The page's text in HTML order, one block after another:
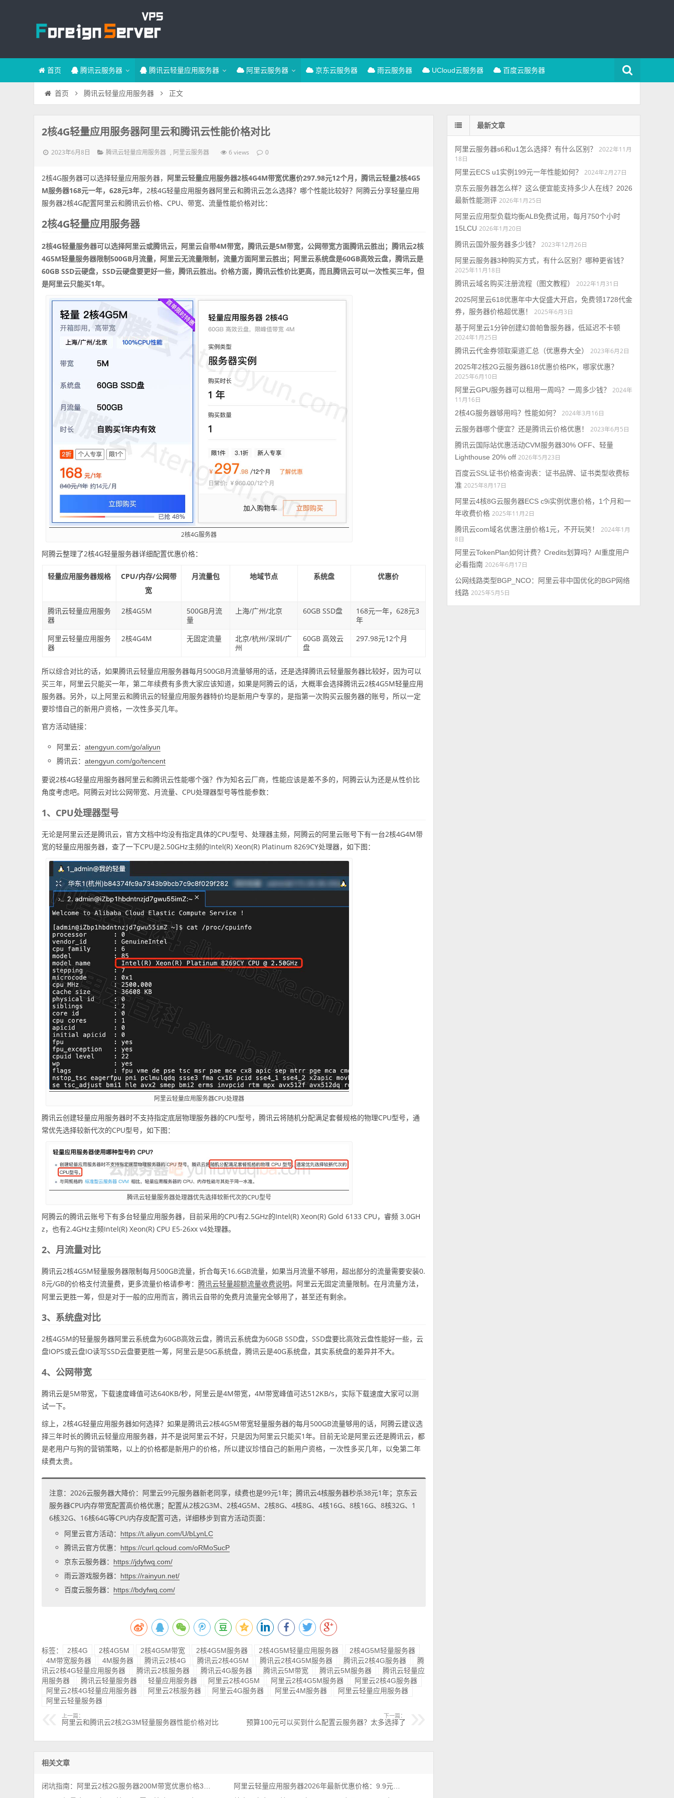
首页 腾讯云服务器 腾讯云轻量应用服务器 阿里云服务器 京东云服务器 雨云服务器 UCloud云服务器 百度云服务器
首页 腾讯云轻量应用服务器 正文
2核4G轻量应用服务器阿里云和腾讯云性能价格对比
2023年6月8日 腾讯云轻量应用服务器 , 阿里云服务器 6 views 0
2核4G服务器可以选择轻量应用服务器， 阿里云轻量应用服务器2核4G4M带宽优惠价297.98元12个月，腾讯云轻量2核4G5
M服务器168元一年，628元3年，2核4G轻量应用服务器阿里云和腾讯云怎么选择？哪个性能比较好？阿腾云分享轻量应用
服务器2核4G配置阿里云和腾讯云价格、CPU、带宽、流量性能价格对比：
2核4G轻量应用服务器
2核4G轻量服务器可以选择阿里云或腾讯云，阿里云自带4M带宽，腾讯云是5M带宽，公网带宽方面腾讯云胜出；腾讯云2核
4G5M轻量服务器限制500GB月流量，阿里云无流量限制，流量方面阿里云胜出；阿里云系统盘是60GB高效云盘，腾讯云是
60GB SSD云硬盘，SSD云硬盘要更好一些，腾讯云胜出。价格方面，腾讯云性价比更高，而且腾讯云可以一次性买三年，但
是阿里云只能买1年。
2核4G服务器
阿腾云整理了2核4G轻量服务器详细配置优惠价格：
轻量应用服务器规格
CPU/内存/公网带
宽
月流量包 地域节点 系统盘 优惠价
腾讯云轻量应用服务
器
2核4G5M
500GB月流
量
上海/广州/北京 60GB SSD盘
168元一年，628元3
年
阿里云轻量应用服务
器
2核4G4M 无固定流量
北京/杭州/深圳/广
州
60GB 高效云
盘
297.98元12个月
所以综合对比的话，如果腾讯云轻量应用服务器每月500GB月流量够用的话，还是选择腾讯云轻量服务器比较好，因为可以
买三年，阿里云只能买一年，第二年续费有多贵大家应该知道，如果是阿腾云的话，大概率会选择腾讯云2核4G5M轻量应用
服务器。另外，以上阿里云和腾讯云的轻量应用服务器特价均是新用户专享的，是指第一次购买云服务器的账号，所以一定
要珍惜自己的新用户资格，一次性多买几年。
官方活动链接：
阿里云：atengyun.com/go/aliyun
腾讯云：atengyun.com/go/tencent
要说2核4G轻量应用服务器阿里云和腾讯云性能哪个强？作为知名云厂商，性能应该是差不多的，阿腾云认为还是从性价比
角度考虑吧。阿腾云对比公网带宽、月流量、CPU处理器型号等性能参数：
1、CPU处理器型号
无论是阿里云还是腾讯云，官方文档中均没有指定具体的CPU型号、处理器主频，阿腾云的阿里云账号下有一台2核4G4M带
宽的轻量应用服务器，查了一下CPU是2.50GHz主频的Intel(R) Xeon(R) Platinum 8269CY处理器，如下图：
阿里云轻量应用服务器CPU处理器
腾讯云创建轻量应用服务器时不支持指定底层物理服务器的CPU型号，腾讯云将随机分配满足套餐规格的物理CPU型号，通
常优先选择较新代次的CPU型号，如下图：
腾讯云轻量服务器处理器优先选择较新代次的CPU型号
阿腾云的腾讯云账号下有多台轻量应用服务器，目前采用的CPU有2.5GHz的Intel(R) Xeon(R) Gold 6133 CPU，睿频 3.0GH
z，也有2.4GHz主频Intel(R) Xeon(R) CPU E5-26xx v4处理器。
2、月流量对比
腾讯云2核4G5M轻量服务器限制每月500GB流量，折合每天16.6GB流量，如果当月流量不够用，超出部分的流量需要安装0.
8元/GB的价格支付流量费，更多流量价格请参考：腾讯云轻量超额流量收费说明。阿里云无固定流量限制。在月流量方法，
阿里云更胜一筹，但是对于一般的应用而言，腾讯云自带的免费月流量完全够用了，甚至还有剩余。
3、系统盘对比
2核4G5M的轻量服务器阿里云系统盘为60GB高效云盘，腾讯云系统盘为60GB SSD盘，SSD盘要比高效云盘性能好一些，云
盘IOPS或云盘IO读写SSD云盘要更胜一筹，阿里云是50G系统盘，腾讯云是40G系统盘，其实系统盘的差异并不大。
4、公网带宽
腾讯云是5M带宽，下载速度峰值可达640KB/秒，阿里云是4M带宽，4M带宽峰值可达512KB/s，实际下载速度大家可以测
试一下。
综上，2核4G轻量应用服务器如何选择？如果是腾讯云2核4G5M带宽轻量服务器的每月500GB流量够用的话，阿腾云建议选
择三年时长的腾讯云轻量应用服务器，并不是说阿里云不好，只是因为阿里云只能买1年。目前无论是阿里云还是腾讯云，都
是老用户与狗的营销策略，以上的价格都是新用户的价格，所以建议珍惜自己的新用户资格，一次性多买几年，以免第二年
续费太贵。
注意：2026云服务器大降价：阿里云99元服务器新老同享，续费也是99元1年；腾讯云4核服务器秒杀38元1年；京东云
服务器CPU内存带宽配置高价格优惠；配置从2核2G3M、2核4G5M、2核8G、4核8G、4核16G、8核16G、8核32G、1
6核32G、16核64G等CPU内存皮配置可选，详细移步到官方活动页面：
阿里云官方活动：
https://t.aliyun.com/U/bLynLC
腾讯云官方优惠： https://curl.qcloud.com/oRMoSucP
京东云服务器： https://jdyfwq.com/
雨云游戏服务器： https://rainyun.net/
百度云服务器： https://bdyfwq.com/
标签： 2核4G 2核4G5M 2核4G5M带宽 2核4G5M服务器 2核4G5M轻量应用服务器
2核4G5M轻量服务器
4M带宽服务器
4M服务器 腾讯云2核4G 腾讯云2核4G5M 腾讯云2核4G5M服务器 腾讯云2核4G服务器
腾
讯云2核4G轻量应用服务器
腾讯云2核服务器 腾讯云4G服务器 腾讯云5M带宽 腾讯云5M服务器
腾讯云轻量应
用服务器
腾讯云轻量服务器 轻量应用服务器 阿里云2核4G5M 阿里云2核4G5M服务器
阿里云2核4G服务器
阿里云2核4G轻量应用服务器
阿里云2核服务器 阿里云4G服务器 阿里云4M服务器
阿里云轻量应用服务器
阿里云轻量服务器
上一篇：
阿里云和腾讯云2核2G3M轻量服务器性能价格对比
下一篇：
预算100元可以买到什么配置云服务器？太多选择了
相关文章
最新文章
阿里云服务器s6和u1怎么选择？有什么区别？
2022年11月
18日
阿里云ECS u1实例199元一年性能如何？
2024年2月27日
京东云服务器怎么样？这么便宜能支持多少人在线？2026
最新性能测评 2026年1月25日
阿里云应用型负载均衡ALB免费试用，每月750个小时
15LCU 2026年1月20日
腾讯云国外服务器多少钱？
2023年12月26日
阿里云服务器3种购买方式，有什么区别？哪种更省钱？
2025年11月18日
腾讯云域名购买注册流程（图文教程）
2022年1月31日
2025阿里云618优惠年中大促盛大开启，免费领1728代金
券，服务器价格超优惠！
2025年6月3日
基于阿里云1分钟创建幻兽帕鲁服务器，低延迟不卡顿
2024年1月25日
腾讯云代金券领取渠道汇总（优惠券大全）
2023年6月2日
2025年2核2G云服务器618优惠价格PK，哪家优惠？
2025年6月10日
阿里云GPU服务器可以租用一周吗？一周多少钱？
2024年
11月16日
2核4G服务器够用吗？性能如何？
2024年3月16日
云服务器哪个便宜？还是腾讯云价格优惠！
2023年6月5日
腾讯云国际站优惠活动CVM服务器30% OFF、轻量
Lighthouse 20% off 2026年5月23日
百度云SSL证书价格查询表：证书品牌、证书类型收费标
准 2025年8月17日
阿里云4核8G云服务器ECS c9i实例优惠价格，1个月和一
年收费价格 2025年11月2日
腾讯云com域名优惠注册价格1元，不开玩笑！
2024年1月
8日
阿里云TokenPlan如何计费？Credits划算吗？AI重度用户
必看指南 2026年6月17日
公网线路类型BGP_NCO：阿里云非中国优化的BGP网络
线路 2025年5月5日